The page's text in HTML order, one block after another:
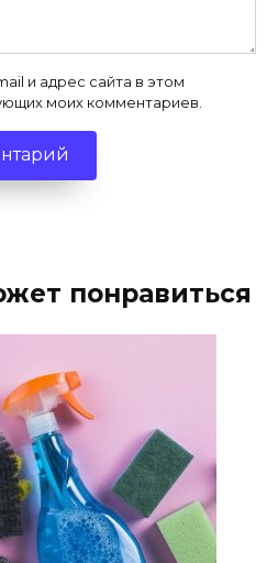
и адрес сайта в этом
моих комментариев.
понравиться